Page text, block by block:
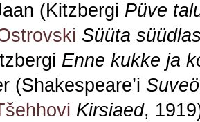
(Kitzbergi Püve
Süüta
Enne kukke ja
(Shakespeare’i
Kirsiaed,